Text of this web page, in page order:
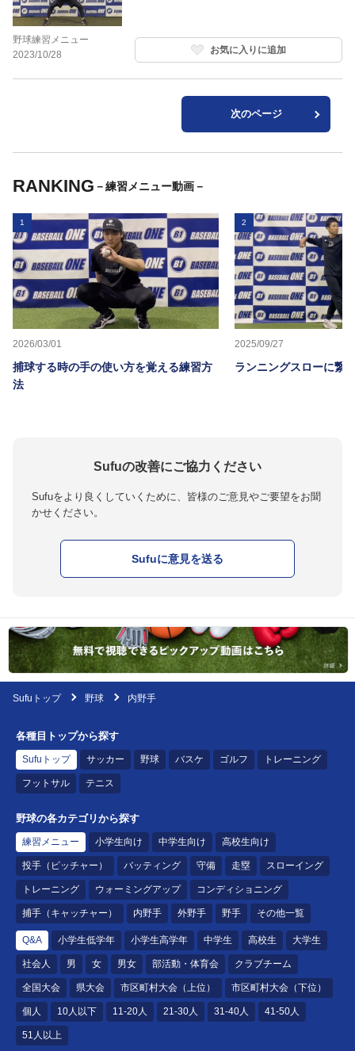
野球練習メニュー
2023/10/28
お気に入りに追加
次のページ
RANKING －練習メニュー動画－
1
2026/03/01
捕球する時の手の使い方を覚える練習方
法
2
2025/09/27
ランニングスローに繋
Sufuの改善にご協力ください
Sufuをより良くしていくために、皆様のご意見やご要望をお聞
かせください。
Sufuに意見を送る
Sufuトップ 野球 内野手
各種目トップから探す
Sufuトップ サッカー 野球 バスケ ゴルフ トレーニング
フットサル テニス
野球の各カテゴリから探す
練習メニュー 小学生向け 中学生向け 高校生向け
投手（ピッチャー） バッティング 守備 走塁 スローイング
トレーニング ウォーミングアップ コンディショニング
捕手（キャッチャー） 内野手 外野手 野手 その他一覧
Q&A 小学生低学年 小学生高学年 中学生 高校生 大学生
社会人 男 女 男女 部活動・体育会 クラブチーム
全国大会 県大会 市区町村大会（上位） 市区町村大会（下位）
個人 10人以下 11-20人 21-30人 31-40人 41-50人
51人以上